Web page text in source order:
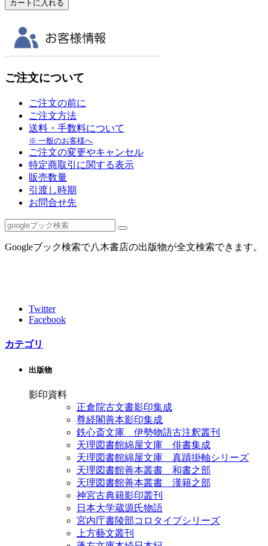
ご注文について
ご注文の前に
ご注文方法
送料・手数料について
※ 一般のお客様へ
ご注文の変更やキャンセル
特定商取引に関する表示
販売数量
引渡し時期
お問合せ先
Googleブック検索で八木書店の出版物が全文検索できます。
Twitter
Facebook
カテゴリ
出版物
影印資料
正倉院古文書影印集成
尊経閣善本影印集成
鉄心斎文庫 伊勢物語古注釈叢刊
天理図書館綿屋文庫 俳書集成
天理図書館綿屋文庫 真蹟掛軸シリーズ
天理図書館善本叢書 和書之部
天理図書館善本叢書 漢籍之部
神宮古典籍影印叢刊
日本大学蔵源氏物語
宮内庁書陵部コロタイプシリーズ
上方藝文叢刊